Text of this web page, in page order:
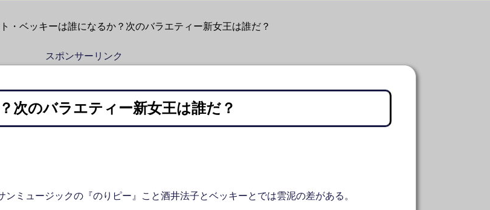
・ベッキーは誰になるか？次のバラエティー新女王は誰だ？
スポンサーリンク
次のバラエティー新女王は誰だ？
ンミュージックの『のりピー』こと酒井法子とベッキーとでは雲泥の差がある。